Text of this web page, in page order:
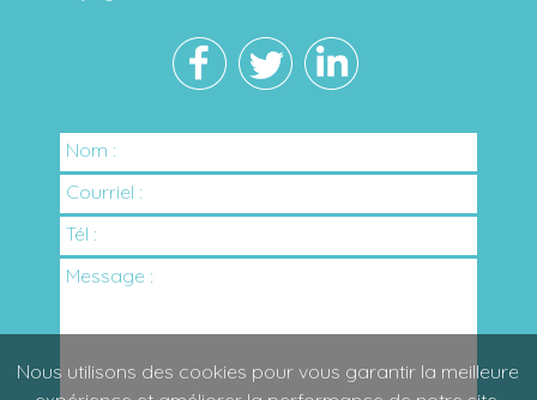
Nom :
Courriel :
Tél :
Message :
Nous utilisons des cookies pour vous garantir la meilleure